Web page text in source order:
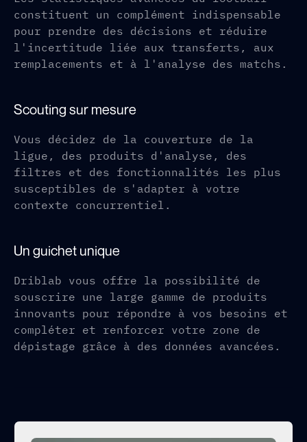
constituent un complément indispensable
pour prendre des décisions et réduire
l'incertitude liée aux transferts, aux
remplacements et à l'analyse des matchs.
Scouting sur mesure
Vous décidez de la couverture de la
ligue, des produits d'analyse, des
filtres et des fonctionnalités les plus
susceptibles de s'adapter à votre
contexte concurrentiel.
Un guichet unique
Driblab vous offre la possibilité de
souscrire une large gamme de produits
innovants pour répondre à vos besoins et
compléter et renforcer votre zone de
dépistage grâce à des données avancées.